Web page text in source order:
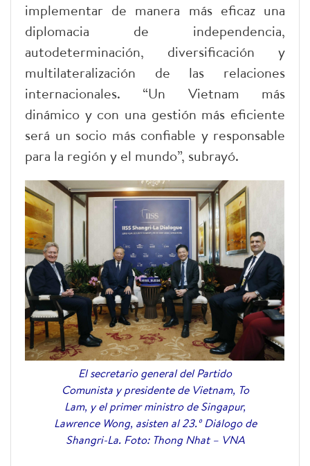
implementar de manera más eficaz una
diplomacia de independencia,
autodeterminación, diversificación y
multilateralización de las relaciones
internacionales. “Un Vietnam más
dinámico y con una gestión más eficiente
será un socio más confiable y responsable
para la región y el mundo”, subrayó.
El secretario general del Partido
Comunista y presidente de Vietnam, To
Lam, y el primer ministro de Singapur,
Lawrence Wong, asisten al 23.º Diálogo de
Shangri-La. Foto: Thong Nhat – VNA